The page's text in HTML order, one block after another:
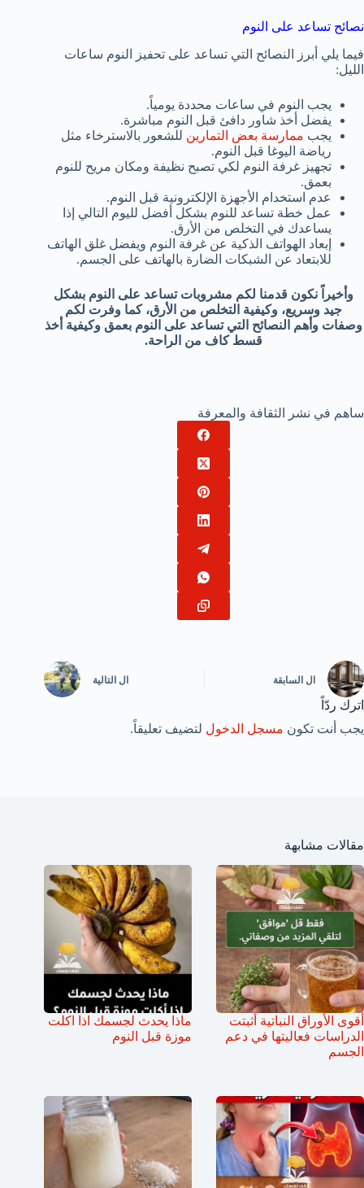
نصائح تساعد على النوم
فيما يلي أبرز النصائح التي تساعد على تحفيز النوم ساعات
الليل:
يجب النوم في ساعات محددة يومياً.
يفضل أخذ شاور دافئ قبل النوم مباشرة.
يجب ممارسة بعض التمارين للشعور بالاسترخاء مثل
رياضة اليوغا قبل النوم.
تجهيز غرفة النوم لكي تصبح نظيفة ومكان مريح للنوم
بعمق.
عدم استخدام الأجهزة الإلكترونية قبل النوم.
عمل خطة تساعد للنوم بشكل أفضل لليوم التالي إذا
يساعدك في التخلص من الأرق.
إبعاد الهواتف الذكية عن غرفة النوم ويفضل غلق الهاتف
للابتعاد عن الشبكات الضارة بالهاتف على الجسم.
وأخيراً نكون قدمنا لكم مشروبات تساعد على النوم بشكل
جيد وسريع، وكيفية التخلص من الأرق، كما وفرت لكم
وصفات وأهم النصائح التي تساعد على النوم بعمق وكيفية أخذ
قسط كاف من الراحة.
ساهم في نشر الثقافة والمعرفة
ال السابقة ال التالية
اترك ردّاً
يجب أنت تكون مسجل الدخول لتضيف تعليقاً.
مقالات مشابهة
أقوى الأوراق النباتية أثبتت
الدراسات فعاليتها في دعم
الجسم
ماذا يحدث لجسمك اذا اكلت
موزة قبل النوم